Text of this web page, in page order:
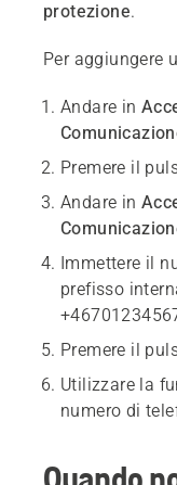
protezione.
Per aggiungere
Andare in
Premere il
Andare in
Immettere il
prefisso
Premere il
Utilizzare la
numero di